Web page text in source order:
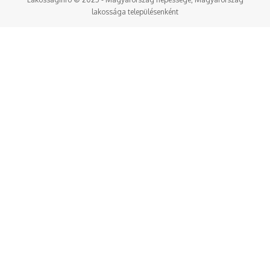
lakossága településenként